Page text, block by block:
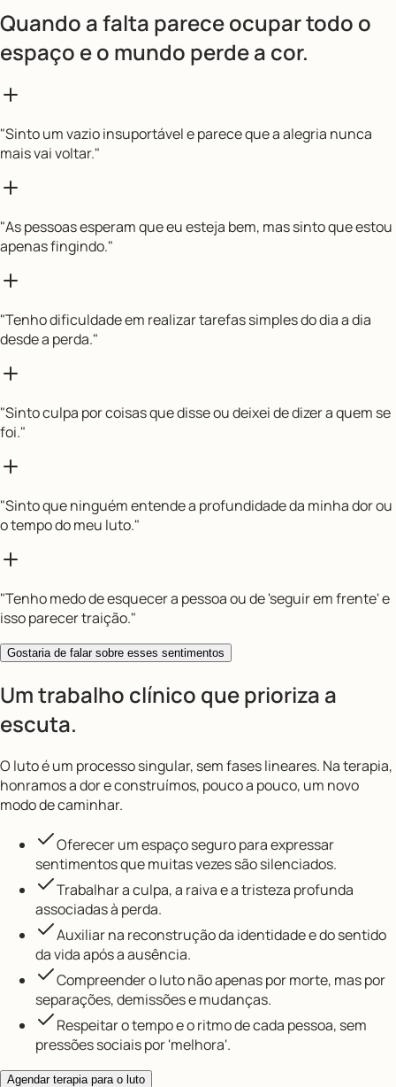
Quando a falta parece ocupar todo o
espaço e o mundo perde a cor.
"Sinto um vazio insuportável e parece que a alegria nunca
mais vai voltar."
"As pessoas esperam que eu esteja bem, mas sinto que estou
apenas fingindo."
"Tenho dificuldade em realizar tarefas simples do dia a dia
desde a perda."
"Sinto culpa por coisas que disse ou deixei de dizer a quem se
foi."
"Sinto que ninguém entende a profundidade da minha dor ou
o tempo do meu luto."
"Tenho medo de esquecer a pessoa ou de 'seguir em frente' e
isso parecer traição."
Gostaria de falar sobre esses sentimentos
Um trabalho clínico que prioriza a
escuta.
O luto é um processo singular, sem fases lineares. Na terapia,
honramos a dor e construímos, pouco a pouco, um novo
modo de caminhar.
Oferecer um espaço seguro para expressar
sentimentos que muitas vezes são silenciados.
Trabalhar a culpa, a raiva e a tristeza profunda
associadas à perda.
Auxiliar na reconstrução da identidade e do sentido
da vida após a ausência.
Compreender o luto não apenas por morte, mas por
separações, demissões e mudanças.
Respeitar o tempo e o ritmo de cada pessoa, sem
pressões sociais por 'melhora'.
Agendar terapia para o luto